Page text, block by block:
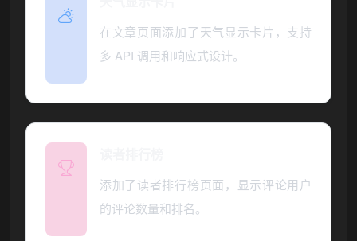
在文章页面添加了天气显示卡片，支持
多 API 调用和响应式设计。
添加了读者排行榜页面，显示评论用户
的评论数量和排名。